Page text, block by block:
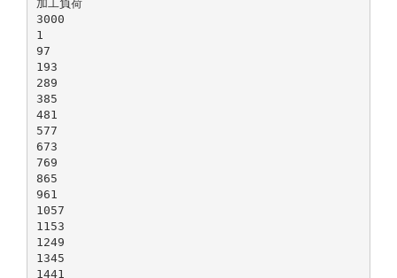
加工負荷
3000
1
97
193
289
385
481
577
673
769
865
961
1057
1153
1249
1345
1441